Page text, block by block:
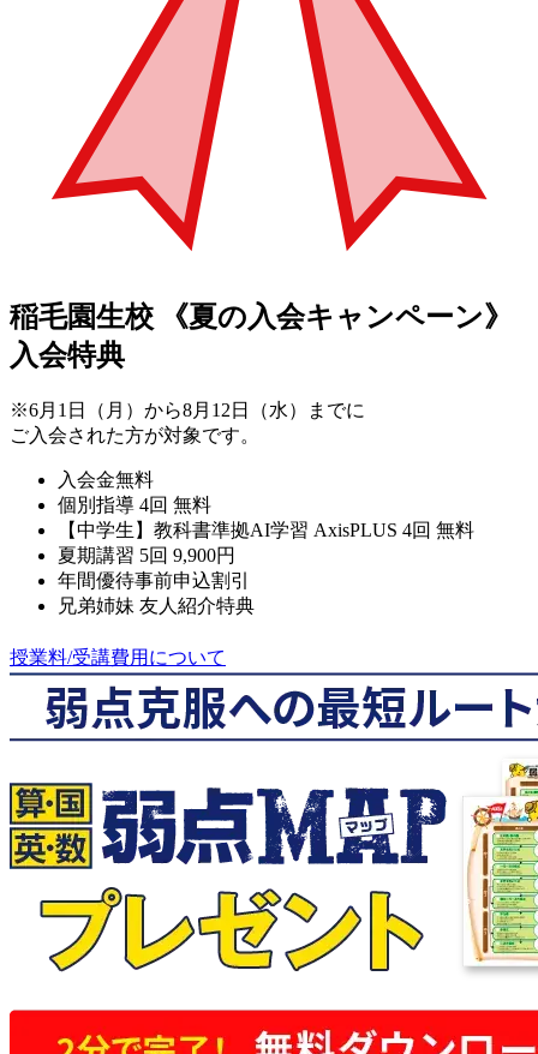
稲毛園生校
《夏の入会キャンペーン》
入会特典
※6月1日（月）から8月12日（水）までに
ご入会された方が対象です。
入会金無料
個別指導 4回 無料
【中学生】教科書準拠AI学習 AxisPLUS 4回 無料
夏期講習 5回 9,900円
年間優待事前申込割引
兄弟姉妹 友人紹介特典
授業料/受講費用について